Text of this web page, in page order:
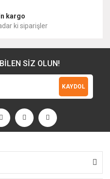
kargo
ki siparişler
SİZ OLUN!
KAYDOL